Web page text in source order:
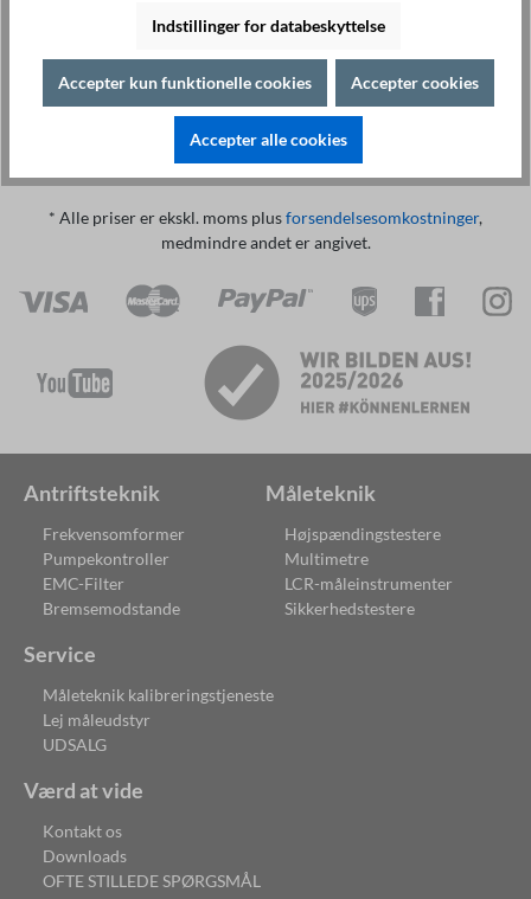
3.3cm x 3.3cm DIP testfatning
* Alle priser er ekskl. moms plusforsendelsesomkostninger,
medmindre andet er angivet.
Antriftsteknik
Frekvensomformer
Pumpekontroller
EMC-Filter
Bremsemodstande
Måleteknik
Højspændingstestere
Multimetre
LCR-måleinstrumenter
Sikkerhedstestere
Service
Måleteknik kalibreringstjeneste
Lej måleudstyr
UDSALG
Værd at vide
Kontakt os
Downloads
OFTE STILLEDE SPØRGSMÅL
Indstillinger for databeskyttelse
Accepter kun funktionelle cookies Accepter cookies
Accepter alle cookies